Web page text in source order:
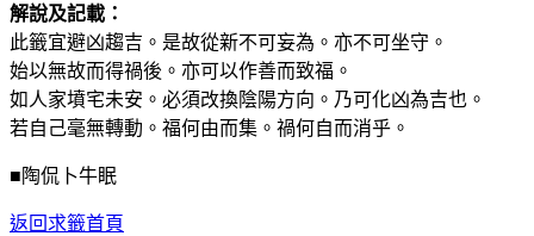
解說及記載：
此籤宜避凶趨吉。是故從新不可妄為。亦不可坐守。
始以無故而得禍後。亦可以作善而致福。
如人家墳宅未安。必須改換陰陽方向。乃可化凶為吉也。
若自己毫無轉動。福何由而集。禍何自而消乎。
■陶侃卜牛眠
返回求籤首頁